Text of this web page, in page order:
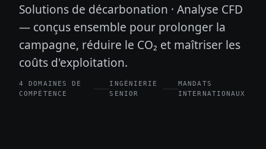
Solutions de décarbonation · Analyse CFD
— conçus ensemble pour prolonger la
campagne, réduire le CO₂ et maîtriser les
coûts d'exploitation.
4 DOMAINES DE
COMPÉTENCE
INGÉNIERIE
SENIOR
MANDATS
INTERNATIONAUX